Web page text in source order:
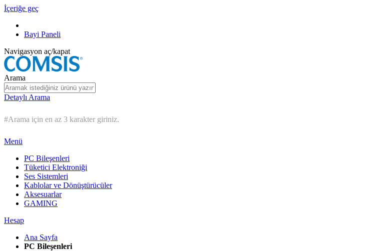
İçeriğe geç
Bayi Paneli
Navigasyon aç/kapat
Arama
Detaylı Arama
#Arama için en az 3 karakter giriniz.
Menü
PC Bileşenleri
Tüketici Elektroniği
Ses Sistemleri
Kablolar ve Dönüştürücüler
Aksesuarlar
GAMING
Hesap
Ana Sayfa
PC Bileşenleri